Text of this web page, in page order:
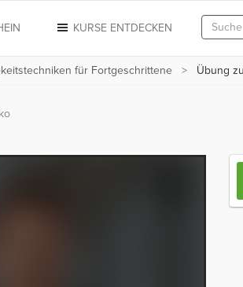
KURSE ENTDECKEN
für Fortgeschrittene Übung